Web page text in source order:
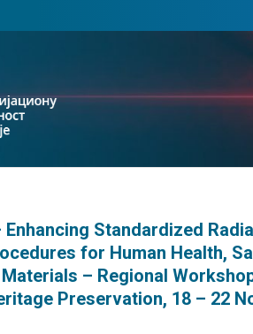
Enhancing Standardized
for Human Health,
– Regional
Preservation, 18 – 22